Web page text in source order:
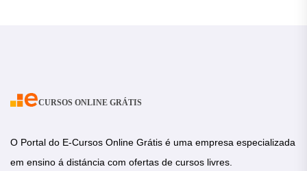
CURSOS ONLINE GRÁTIS
O Portal do E-Cursos Online Grátis é uma empresa especializada
em ensino á distáncia com ofertas de cursos livres.